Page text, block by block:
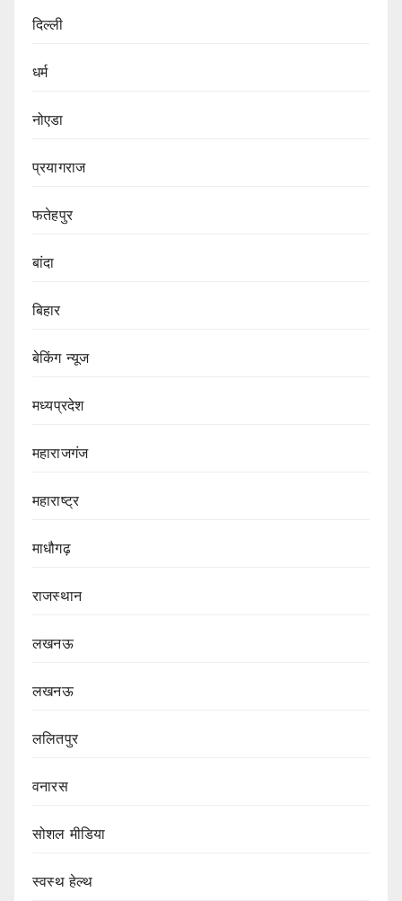
दिल्ली
धर्म
नोएडा
प्रयागराज
फतेहपुर
बांदा
बिहार
बेकिंग न्यूज
मध्यप्रदेश
महाराजगंज
महाराष्ट्र
माधौगढ़
राजस्थान
लखनऊ
लखनऊ
ललितपुर
वनारस
सोशल मीडिया
स्वस्थ हेल्थ